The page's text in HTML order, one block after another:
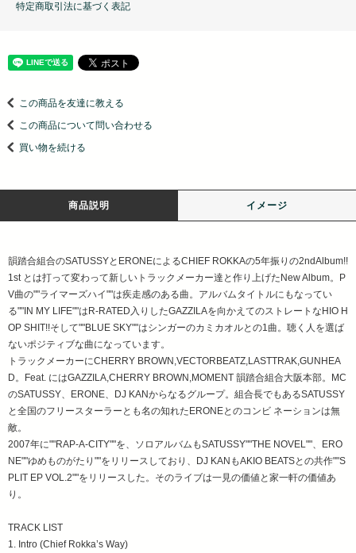
特定商取引法に基づく表記
この商品を友達に教える
この商品について問い合わせる
買い物を続ける
商品説明 イメージ
韻踏合組合のSATUSSYとERONEによるCHIEF ROKKAの5年振りの2ndAlbum!!
1st とは打って変わって新しいトラックメーカー達と作り上げたNew Album。P
V曲の""ライマーズハイ""は疾走感のある曲。アルバムタイトルにもなってい
る""IN MY LIFE""はR-RATED入りしたGAZZILAを向かえてのストレートなHIO H
OP SHIT!!そして""BLUE SKY""はシンガーのカミカオルとの1曲。聴く人を選ば
ないポジティブな曲になっています。
トラックメーカーにCHERRY BROWN,VECTORBEATZ,LASTTRAK,GUNHEA
D。Feat. にはGAZZILA,CHERRY BROWN,MOMENT 韻踏合組合大阪本部。MC
のSATUSSY、ERONE、DJ KANからなるグループ。組合長でもあるSATUSSY
と全国のフリースターラーとも名の知れたERONEとのコンビ ネーションは無
敵。
2007年に""RAP-A-CITY""を、ソロアルバムもSATUSSY""THE NOVEL""、ERO
NE""ゆめものがたり""をリリースしており、DJ KANもAKIO BEATSとの共作""S
PLIT EP VOL.2""をリリースした。そのライブは一見の価値と家一軒の価値あ
り。
TRACK LIST
1. Intro (Chief Rokka’s Way)